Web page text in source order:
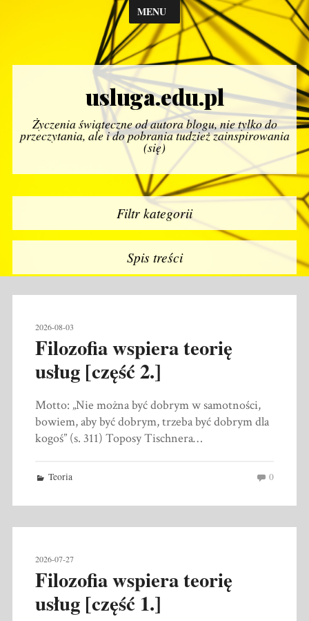
MENU
usluga.edu.pl
Życzenia świąteczne od autora blogu, nie tylko do
przeczytania, ale i do pobrania tudzież zainspirowania
(się)
Filtr kategorii
Spis treści
2026-08-03
Filozofia wspiera teorię
usług [część 2.]
Motto: „Nie można być dobrym w samotności,
bowiem, aby być dobrym, trzeba być dobrym dla
kogoś” (s. 311) Toposy Tischnera…
Teoria 0
2026-07-27
Filozofia wspiera teorię
usług [część 1.]